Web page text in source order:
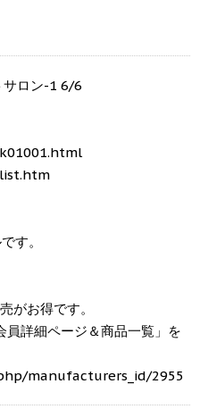
ロン-1 6/6
す。
がお得です。
員詳細ページ＆商品一覧」を
manufacturers_id/2955